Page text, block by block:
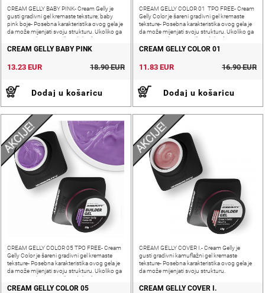
CREAM GELLY BABY PINK- Cream Gelly je
gusti gradivni gel kremaste teksture, baby
pink boje- Posebna karakteristika ovog gela je
da može mijenjati svoju strukturu. Ukoliko ga
prije upotrebe promiješate dobit ćete
samonivelirajući, fin i mek
CREAM GELLY BABY PINK
13.23 EUR 18.90 EUR
Dodaj u košaricu
CREAM GELLY COLOR 01 TPO FREE- Cream
Gelly Color je šareni gradivni gel kremaste
teksture- Posebna karakteristika ovog gela je
da može mijenjati svoju strukturu. Ukoliko ga
prije upotrebe promiješate dobit ćete
samonivelirajući, fin i
CREAM GELLY COLOR 01
11.83 EUR 16.90 EUR
Dodaj u košaricu
AKCIJE!
CREAM GELLY COLOR 05 TPO FREE- Cream
Gelly Color je šareni gradivni gel kremaste
teksture- Posebna karakteristika ovog gela je
da može mijenjati svoju strukturu. Ukoliko ga
prije upotrebe promiješate dobit ćete
samonivelirajući, fin i mek
CREAM GELLY COLOR 05
AKCIJE!
CREAM GELLY COVER I.- Cream Gelly je
gusti gradivni kamuflažni gel kremaste
teksture- Posebna karakteristika ovog gela je
da može mijenjati svoju strukturu.
CREAM GELLY COVER I.